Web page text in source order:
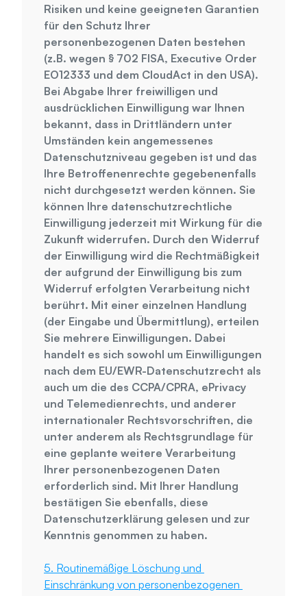
Risiken und keine geeigneten Garantien
für den Schutz Ihrer
personenbezogenen Daten bestehen
(z.B. wegen § 702 FISA, Executive Order
EO12333 und dem CloudAct in den USA).
Bei Abgabe Ihrer freiwilligen und
ausdrücklichen Einwilligung war Ihnen
bekannt, dass in Drittländern unter
Umständen kein angemessenes
Datenschutzniveau gegeben ist und das
Ihre Betroffenenrechte gegebenenfalls
nicht durchgesetzt werden können. Sie
können Ihre datenschutzrechtliche
Einwilligung jederzeit mit Wirkung für die
Zukunft widerrufen. Durch den Widerruf
der Einwilligung wird die Rechtmäßigkeit
der aufgrund der Einwilligung bis zum
Widerruf erfolgten Verarbeitung nicht
berührt. Mit einer einzelnen Handlung
(der Eingabe und Übermittlung), erteilen
Sie mehrere Einwilligungen. Dabei
handelt es sich sowohl um Einwilligungen
nach dem EU/EWR-Datenschutzrecht als
auch um die des CCPA/CPRA, ePrivacy
und Telemedienrechts, und anderer
internationaler Rechtsvorschriften, die
unter anderem als Rechtsgrundlage für
eine geplante weitere Verarbeitung
Ihrer personenbezogenen Daten
erforderlich sind. Mit Ihrer Handlung
bestätigen Sie ebenfalls, diese
Datenschutzerklärung gelesen und zur
Kenntnis genommen zu haben.
5. Routinemäßige Löschung und
Einschränkung von personenbezogenen